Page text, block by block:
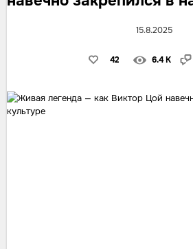
15.8.2025
42 6.4 K